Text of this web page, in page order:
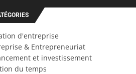
d'entreprise
& Entrepreneuriat
et investissement
du temps